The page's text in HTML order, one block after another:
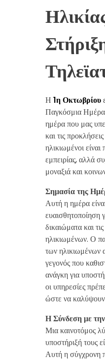
Η 1η Οκτωβρίου
Παγκόσμια Ημέρα
ημέρα που μας
και τις
ηλικιωμένοι
εμπειρίας, αλλά
μοναξιά και
Σημασία της
Αυτή η ημέρα
ευαισθητοποίηση
δικαιώματα και
ηλικιωμένων. Ο
των ηλικιωμένων
γεγονός που
ανάγκη για
οι υπηρεσίες
ώστε να καλύψουν
Η Σύνδεση με
Μια καινοτόμος
υποστήριξή τους
Αυτή η σύγχρονη